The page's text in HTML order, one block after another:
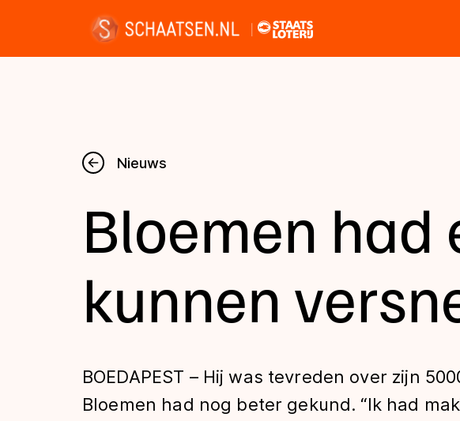
Nieuws
Kalender
Disciplines
Uitslagen
Tijden & historie
Nieuws
Bloemen had
kunnen
BOEDAPEST – Hij was tevreden over zijn
Bloemen had nog beter gekund. “Ik had